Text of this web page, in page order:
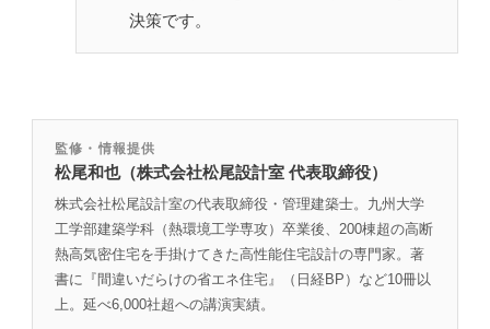
決策です。
監修・情報提供
松尾和也（株式会社松尾設計室 代表取締役）
株式会社松尾設計室の代表取締役・管理建築士。九州大学
工学部建築学科（熱環境工学専攻）卒業後、200棟超の高断
熱高気密住宅を手掛けてきた高性能住宅設計の専門家。著
書に『間違いだらけの省エネ住宅』（日経BP）など10冊以
上。延べ6,000社超への講演実績。